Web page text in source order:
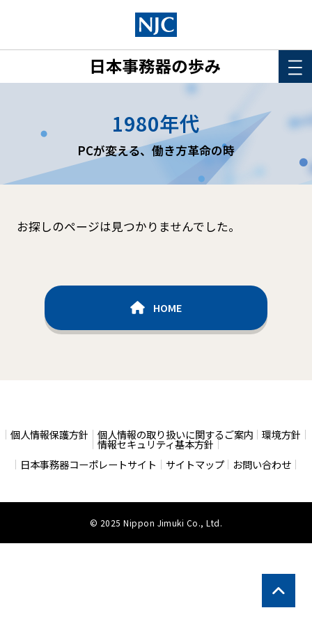
このサイトについて
年表
詳細検索
1980年代
PCが変える、働き方革命の時
お探しのページは見つかりませんでした。
HOME
個人情報保護方針 個人情報の取り扱いに関するご案内 環境方針
情報セキュリティ基本方針
日本事務器コーポレートサイト
サイトマップ お問い合わせ
© 2025 Nippon Jimuki Co., Ltd.